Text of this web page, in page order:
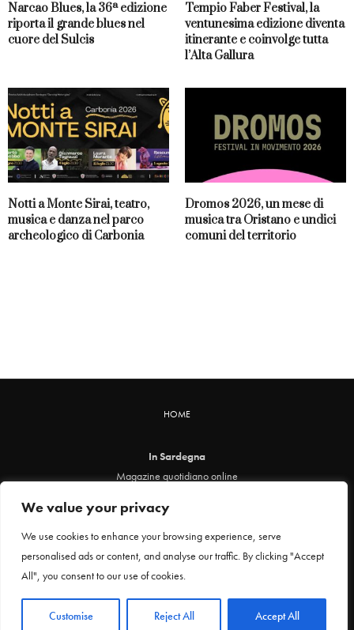
We value your privacy
We use cookies to enhance your browsing experience, serve
personalised ads or content, and analyse our traffic. By clicking "Accept
All", you consent to our use of cookies.
Customise Reject All Accept All
Narcao Blues, la 36ª edizione
riporta il grande blues nel
cuore del Sulcis
Tempio Faber Festival, la
ventunesima edizione diventa
itinerante e coinvolge tutta
l’Alta Gallura
Notti a Monte Sirai, teatro,
musica e danza nel parco
archeologico di Carbonia
Dromos 2026, un mese di
musica tra Oristano e undici
comuni del territorio
HOME
In Sardegna
Magazine quotidiano online
Direttore responsabile ed editore: Claudia Marin
Piazza Santa Chiara, 49 - 00186 - Roma
P.IVA 12912621005
Testata online registrata al Tribunale di Roma al n. 29 del 24 febbraio 2021